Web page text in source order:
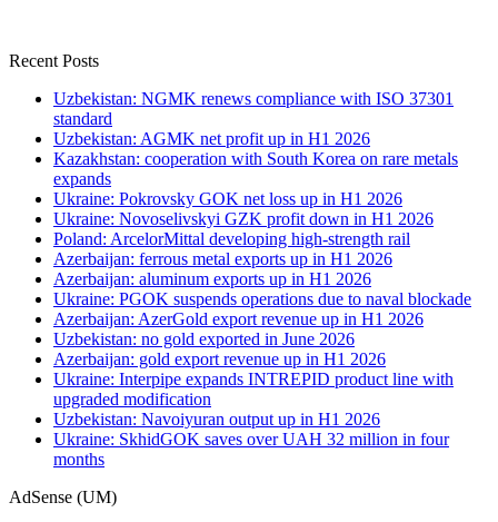
Recent Posts
Uzbekistan: NGMK renews compliance with ISO 37301
standard
Uzbekistan: AGMK net profit up in H1 2026
Kazakhstan: cooperation with South Korea on rare metals
expands
Ukraine: Pokrovsky GOK net loss up in H1 2026
Ukraine: Novoselivskyi GZK profit down in H1 2026
Poland: ArcelorMittal developing high-strength rail
Azerbaijan: ferrous metal exports up in H1 2026
Azerbaijan: aluminum exports up in H1 2026
Ukraine: PGOK suspends operations due to naval blockade
Azerbaijan: AzerGold export revenue up in H1 2026
Uzbekistan: no gold exported in June 2026
Azerbaijan: gold export revenue up in H1 2026
Ukraine: Interpipe expands INTREPID product line with
upgraded modification
Uzbekistan: Navoiyuran output up in H1 2026
Ukraine: SkhidGOK saves over UAH 32 million in four
months
AdSense (UM)